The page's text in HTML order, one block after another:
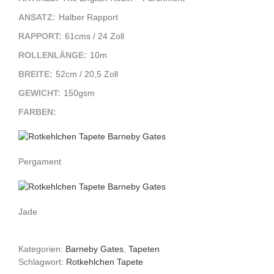
ANSATZ: Halber Rapport
RAPPORT: 61cms / 24 Zoll
ROLLENLÄNGE: 10m
BREITE: 52cm / 20,5 Zoll
GEWICHT: 150gsm
FARBEN:
Pergament
Jade
Kategorien: Barneby Gates Tapeten
Schlagwort: Rotkehlchen Tapete